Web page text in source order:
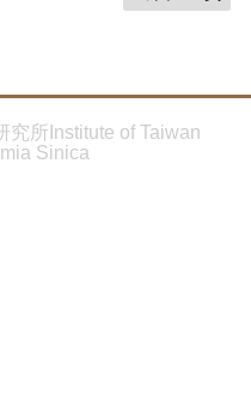
所Institute of Taiwan
Sinica